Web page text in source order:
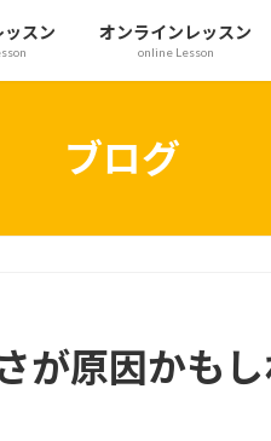
ッスン オンラインレッスン
online Lesson
ブログ
が原因かも